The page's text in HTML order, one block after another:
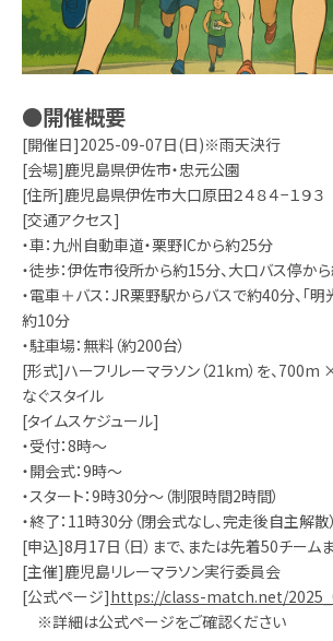
●開催概要
[開催日]2025-09-07日(日)※雨天決行
[会場]鹿児島県伊佐市・忠元公園
[住所]鹿児島県伊佐市大口原田２４８４−１９３
[交通アクセス]
・車：九州自動車道・栗野ICから約25分
・徒歩：伊佐市役所から約15分、大口バス停か
・電車＋バス：JR栗野駅からバスで約40分、「
約10分
・駐車場：無料（約200台）
[形式]ハーフリレーマラソン（21km）を、
なぐスタイル
[タイムスケジュール]
・受付：8時～
・開会式：9時～
・スタート：9時30分～（制限時間2時間）
・終了：11時30分（閉会式なし、完走後自主解散）
[申込]8月17日（日）まで、または先着50チーム
[主催]鹿児島リレーマラソン実行委員会
[公式ページ]https://class-match.net/
※詳細は公式ページをご確認ください